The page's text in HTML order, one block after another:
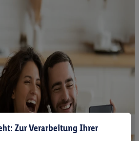
Zur Verarbeitung Ihrer